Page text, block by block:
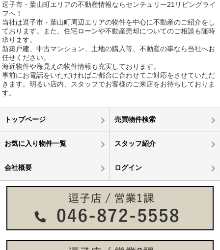
逗子市・葉山町エリアの不動産情報ならセンチュリー21リビングライ
フへ！
当社は逗子市・葉山町周辺エリアの物件を中心に不動産のご紹介をし
ております。また、住宅ローンや不動産売却についてのご相談も随時
承ります。
新築戸建、中古マンション、土地の購入等、不動産の事なら当社へお
任せください。
海近物件や海見えの物件情報も充実しております。
事前にお電話をいただければご都合に合わせてご対応をさせていただ
きます。明るい店内、スタッフでお客様のご来店をお待ちしておりま
す。
トップページ 売買物件検索
お気に入り物件一覧 スタッフ紹介
会社概要 ログイン